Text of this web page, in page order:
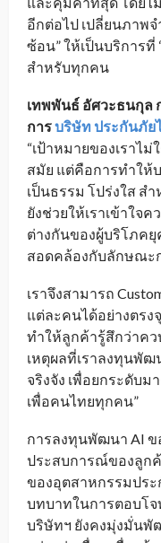
อีกต่อไป เปลี่ยนภาพ
ซ้อน” ให้เป็นบริการที่
สำหรับทุกคน
เทพพันธ์ อัศวะธนกุล
การบริษัท ประกันภัย
“เป้าหมายของเราไ
สมัย แต่คือการทำให้
เป็นธรรม โปร่งใส
ยังช่วยให้เราเข้าใจ
ต่างกันของผู้บริโภค
สอดคล้องกับลักษณะ
เราจึงสามารถ
แต่ละคนได้อย่างตรง
ทำให้ลูกค้ารู้สึกว่าคว
เหตุผลที่เราลงทุนพัฒ
จริงจัง เพื่อยกระดับ
เพื่อคนไทยทุกคน”
การลงทุนพัฒนา AI ข
ประสบการณ์ของลูก
ของอุตสาหกรรมประ
บทบาทในการตอบโ
บริษัทฯ ยังคงมุ่งมั่นพั